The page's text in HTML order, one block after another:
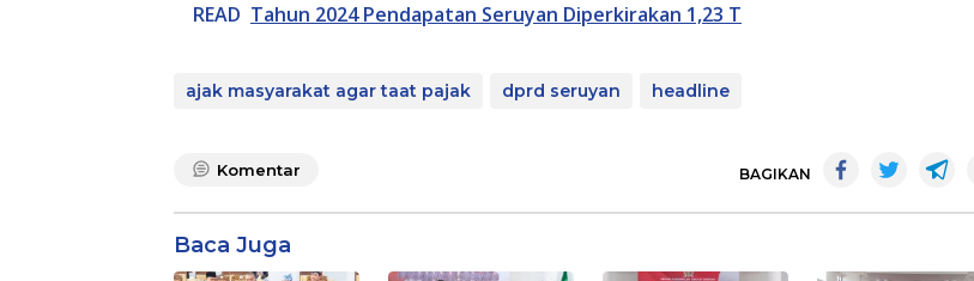
READ Tahun 2024 Pendapatan Seruyan Diperkirakan 1,23 T
ajak masyarakat agar taat pajak dprd seruyan headline
Komentar BAGIKAN
Baca Juga